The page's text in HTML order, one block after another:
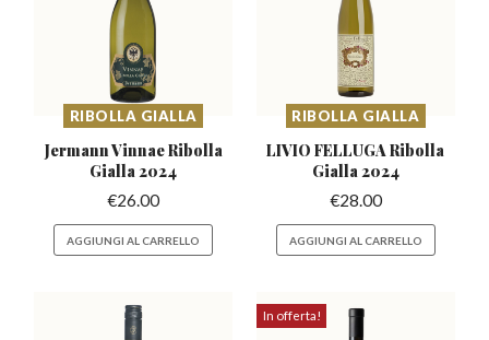
RIBOLLA GIALLA
Jermann Vinnae Ribolla
Gialla 2024
€26.00
AGGIUNGI AL CARRELLO
RIBOLLA GIALLA
LIVIO FELLUGA Ribolla
Gialla 2024
€28.00
AGGIUNGI AL CARRELLO
In offerta!